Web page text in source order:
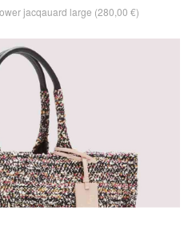
jacqauard large (280,00 €)